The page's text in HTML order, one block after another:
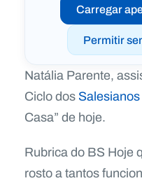
Carregar
Permitir
Natália Parente,
Ciclo dos
Casa” de hoje.
Rubrica do BS Hoje
rosto a tantos